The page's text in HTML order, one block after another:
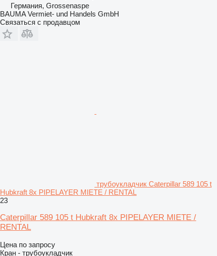
Германия, Grossenaspe
BAUMA Vermiet- und Handels GmbH
Связаться с продавцом
трубоукладчик Caterpillar 589 105 t
Hubkraft 8x PIPELAYER MIETE / RENTAL
23
Caterpillar 589 105 t Hubkraft 8x PIPELAYER MIETE /
RENTAL
Цена по запросу
Кран - трубоукладчик